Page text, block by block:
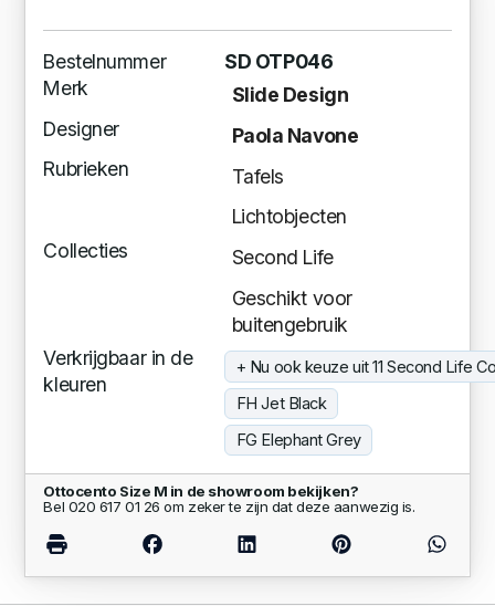
Bestelnummer
SD OTP046
Merk
Slide Design
Designer
Paola Navone
Rubrieken
Tafels
Lichtobjecten
Collecties
Second Life
Geschikt voor
buitengebruik
Verkrijgbaar in de
kleuren
+ Nu ook keuze uit 11 Second Life
FH Jet Black
FG Elephant Grey
Ottocento Size M in de showroom bekijken?
Bel 020 617 01 26 om zeker te zijn dat deze aanwezig is.